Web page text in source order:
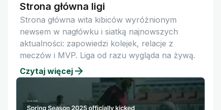
Strona główna ligi
Strona główna wita kibiców wyróżnionym
newsem w nagłówku i siatką najnowszych
aktualności: zapowiedzi kolejek, relacje z
meczów i MVP. Liga od razu wygląda na żywą.
Czytaj więcej